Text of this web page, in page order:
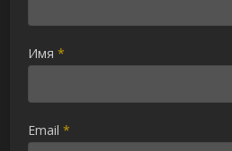
Имя*
Email*